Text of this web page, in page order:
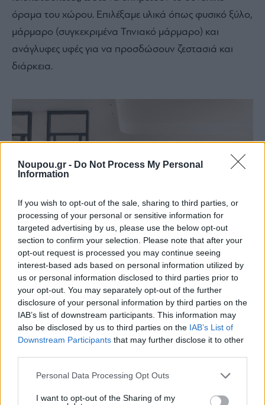
Noupou.gr - Do Not Process My Personal
Information
If you wish to opt-out of the sale, sharing to third parties, or
processing of your personal or sensitive information for
targeted advertising by us, please use the below opt-out
section to confirm your selection. Please note that after your
opt-out request is processed you may continue seeing
interest-based ads based on personal information utilized by
us or personal information disclosed to third parties prior to
your opt-out. You may separately opt-out of the further
disclosure of your personal information by third parties on the
IAB’s list of downstream participants. This information may
also be disclosed by us to third parties on the IAB’s List of
Downstream Participants that may further disclose it to other
Please note that this website/app uses one or more Google
not limited to your visit or usage behaviour. You may click to
Personal Data Processing Opt Outs
I want to opt-out of the Sharing of my
όραμα του χώρου. Επιλέξαμε υλικά όπως φυσικό ξύλο,
μάρμαρο (συγκεκριμένα Τηνιακό μάρμαρο) και
ανάγλυφες υφές για να προσδώσουν ζεστασιά και
διάρκεια.
photo: Alessandro Kikinas
Το μπάνιο σχεδιάστηκε με έμφαση στην κομψότητα
και λειτουργικότητα, χρησιμοποιώντας ημιδιαφανή
γυάλινα διαχωριστικά που αφήνουν το φως να ρέει
μέσα στο χώρο. Αυτό που ξεχωρίζει για μένα στο
Kratisti Apartment είναι ο τρόπος που η αρχιτεκτονική